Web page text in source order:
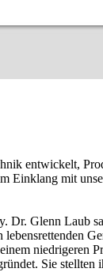
entwickelt,
mit
Glenn Laub
niedrigeren
Sie